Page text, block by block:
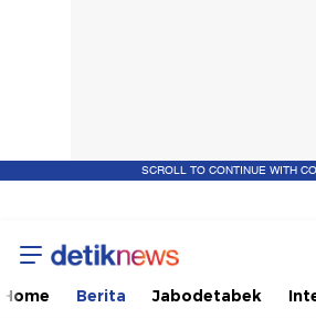
SCROLL TO CONTINUE WITH
Home Berita Jabodetabek